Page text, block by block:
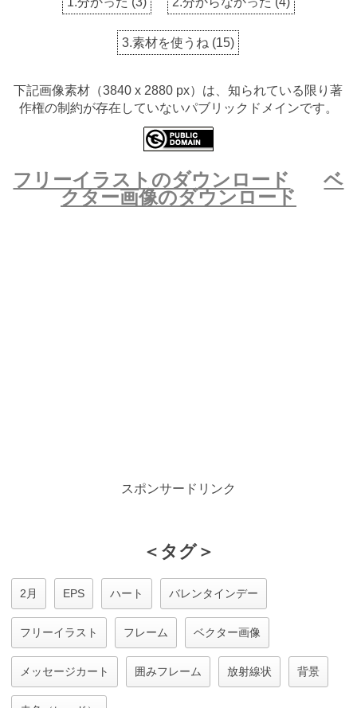
3.素材を使うね (15)
下記画像素材（3840 x 2880 px）は、知られている限り著
作権の制約が存在していないパブリックドメインです。
フリーイラストのダウンロード
ベ
クター画像のダウンロード
スポンサードリンク
＜タグ＞
2月 EPS ハート バレンタインデー
フリーイラスト フレーム ベクター画像
メッセージカート 囲みフレーム 放射線状 背景